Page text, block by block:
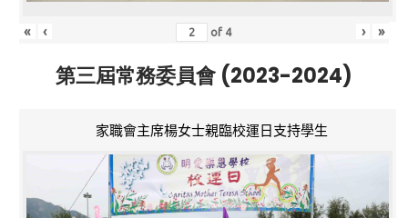
« ‹ of 4 › »
第三屆常務委員會 (2023-2024)
家職會主席楊女士親臨校運日支持學生